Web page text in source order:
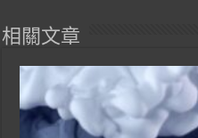
相關文章